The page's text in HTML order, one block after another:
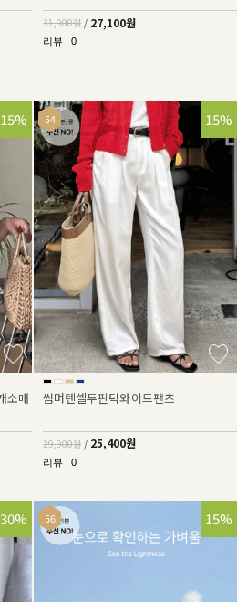
31,900원 / 27,100원
리뷰 : 0
15%
소매
15%
썸머텐셀투핀턱와이드팬츠
29,900원 / 25,400원
리뷰 : 0
30% 15%